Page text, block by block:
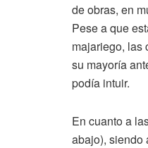
de obras, en
Pese a que
majariego, las
su mayoría
podía intuir.
En cuanto a
abajo), siendo